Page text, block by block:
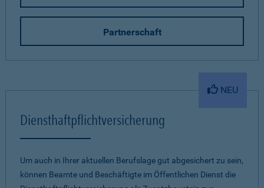
Partnerschaft
NEU
Diensthaftpflichtversicherung
Um auch in Ihrer aktuellen Berufslage gut abgesichert zu sein,
können Beamte und Beschäftigte im Öffentlichen Dienst die